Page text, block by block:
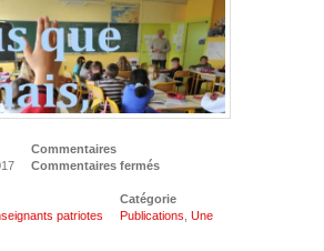
Commentaires
Commentaires fermés
patriotes
Catégorie
Publications Une